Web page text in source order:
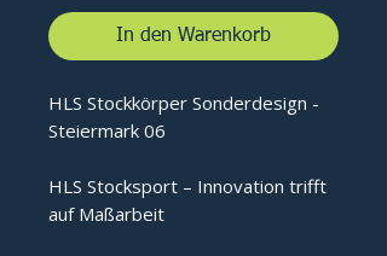
In den Warenkorb
HLS Stockkörper Sonderdesign -
Steiermark 06
HLS Stocksport – Innovation trifft
auf Maßarbeit